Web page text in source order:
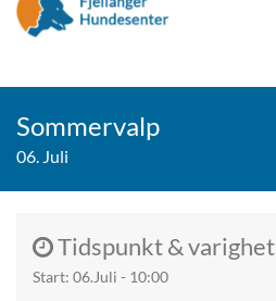
SPRENGSTOFFHUNDER
Sommervalp
06. Juli
Tidspunkt & varighet
Start: 06.Juli - 10:00